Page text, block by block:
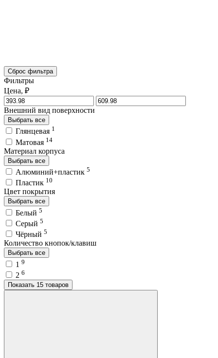
Сброс фильтра
Фильтры
Цена, ₽
Внешний вид поверхности
Выбрать все
Глянцевая 1
Матовая 14
Материал корпуса
Выбрать все
Алюминий+пластик 5
Пластик 10
Цвет покрытия
Выбрать все
Белый 5
Серый 5
Чёрный 5
Количество кнопок/клавиш
Выбрать все
1 9
2 6
Показать 15 товаров